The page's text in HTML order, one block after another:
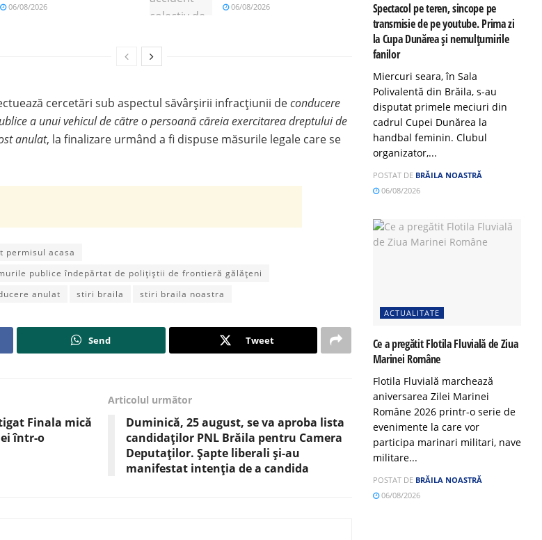
06/08/2026 06/08/2026
cercetări sub aspectul săvârșirii infracțiunii deconducere
a unui vehicul de către o persoană căreia exercitarea dreptului de
anulat, la finalizare urmând a fi dispuse măsurile legale care se
permisul acasa
publice îndepărtat de polițiștii de frontieră gălățeni
anulat
stiri braila stiri braila noastra
Send Tweet
Finala mică
într-o
Articolul următor
Duminică, 25 august, se va aproba lista
candidaților PNL Brăila pentru Camera
Deputaților. Șapte liberali și-au
manifestat intenția de a candida
Spectacol pe teren, sincope pe
transmisie de pe youtube. Prima zi
la Cupa Dunărea și nemulțumirile
fanilor
Miercuri seara, în Sala
Polivalentă din Brăila, s-au
disputat primele meciuri din
cadrul Cupei Dunărea la
handbal feminin. Clubul
organizator,...
POSTAT DE BRĂILA NOASTRĂ
06/08/2026
ACTUALITATE
Ce a pregătit Flotila Fluvială de Ziua
Marinei Române
Flotila Fluvială marchează
aniversarea Zilei Marinei
Române 2026 printr-o serie de
evenimente la care vor
participa marinari militari, nave
militare...
POSTAT DE BRĂILA NOASTRĂ
06/08/2026